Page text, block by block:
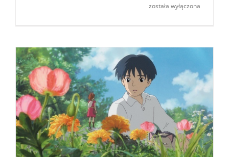
filmów
/
25
tytułów)
została wyłączona